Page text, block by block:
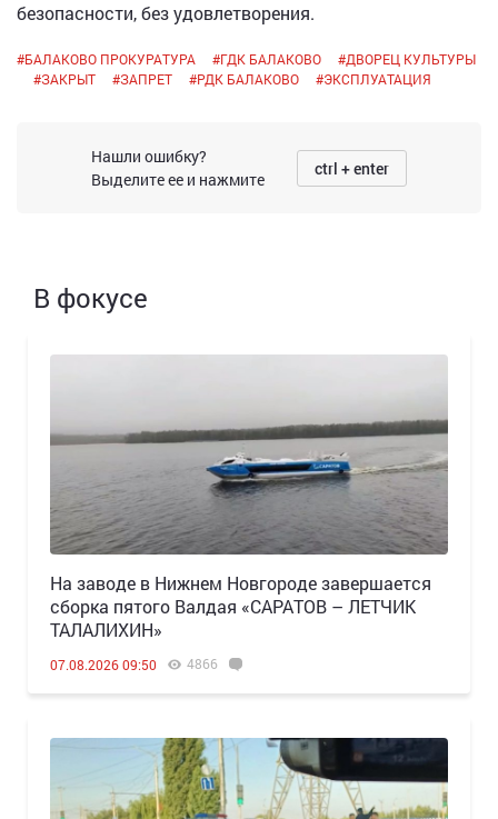
безопасности, без удовлетворения.
#БАЛАКОВО ПРОКУРАТУРА #ГДК БАЛАКОВО #ДВОРЕЦ КУЛЬТУРЫ
#ЗАКРЫТ #ЗАПРЕТ #РДК БАЛАКОВО #ЭКСПЛУАТАЦИЯ
Нашли ошибку?
Выделите ее и нажмите
ctrl + enter
В фокусе
Н️а заводе в Нижнем Новгороде завершается
сборка пятого Валдая «САРАТОВ – ЛЕТЧИК
ТАЛАЛИХИН»
07.08.2026 09:50 4866